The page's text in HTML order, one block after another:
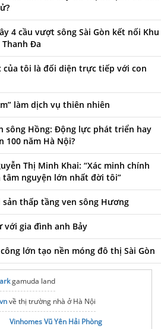
4 cầu vượt sông Sài Gòn kết nối Khu
Đa
của tôi là đối diện trực tiếp với con
làm dịch vụ thiên nhiên
sông Hồng: Động lực phát triển hay
100 năm Hà Nội?
Thị Minh Khai: “Xác minh chính
tâm nguyện lớn nhất đời tôi”
sản thấp tầng ven sông Hương
với gia đình anh Bảy
lớn tạo nền móng đô thị Sài Gòn
gamuda land
về thị trường nhà ở Hà Nội
Vinhomes Vũ Yên Hải Phòng